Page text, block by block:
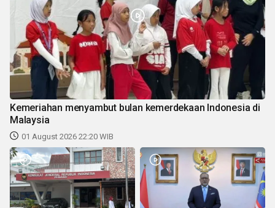
Kemeriahan menyambut bulan kemerdekaan Indonesia di
Malaysia
01 August 2026 22:20 WIB